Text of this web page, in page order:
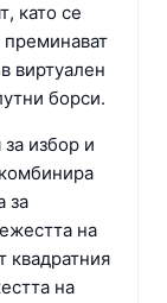
като се
преминават
виртуален
борси.
избор и
за
на
квадратния
на